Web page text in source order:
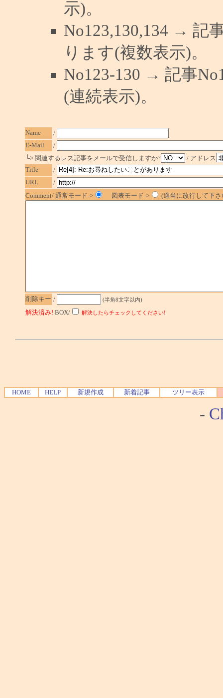
示)。
No123,130,134 → 記
ります(複数表示)。
No123-130 → 記事
(連続表示)。
Name
/
E-Mail
/
└> 関連するレス記事をメールで受信しますか?
/ アドレス
Title
/
URL
/
Comment/ 通常モード->
図表モード-> (適当に改行して下
削除キー / (半角8文字以内)
解決済み! BOX/ 解決したらチェックしてください!
HOME HELP 新規作成 新着記事 ツリー表示
-